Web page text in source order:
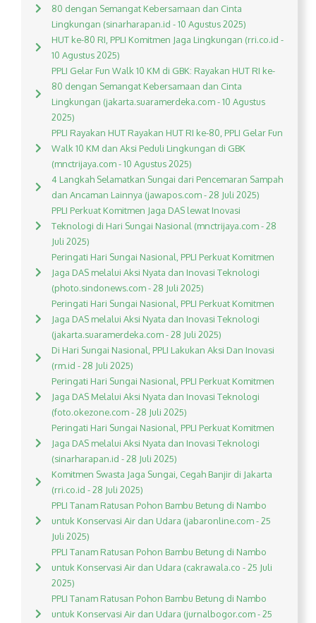
80 dengan Semangat Kebersamaan dan Cinta
Lingkungan (sinarharapan.id - 10 Agustus 2025)
HUT ke-80 RI, PPLI Komitmen Jaga Lingkungan (rri.co.id -
10 Agustus 2025)
PPLI Gelar Fun Walk 10 KM di GBK: Rayakan HUT RI ke-
80 dengan Semangat Kebersamaan dan Cinta
Lingkungan (jakarta.suaramerdeka.com - 10 Agustus
2025)
PPLI Rayakan HUT Rayakan HUT RI ke-80, PPLI Gelar Fun
Walk 10 KM dan Aksi Peduli Lingkungan di GBK
(mnctrijaya.com - 10 Agustus 2025)
4 Langkah Selamatkan Sungai dari Pencemaran Sampah
dan Ancaman Lainnya (jawapos.com - 28 Juli 2025)
PPLI Perkuat Komitmen Jaga DAS lewat Inovasi
Teknologi di Hari Sungai Nasional (mnctrijaya.com - 28
Juli 2025)
Peringati Hari Sungai Nasional, PPLI Perkuat Komitmen
Jaga DAS melalui Aksi Nyata dan Inovasi Teknologi
(photo.sindonews.com - 28 Juli 2025)
Peringati Hari Sungai Nasional, PPLI Perkuat Komitmen
Jaga DAS melalui Aksi Nyata dan Inovasi Teknologi
(jakarta.suaramerdeka.com - 28 Juli 2025)
Di Hari Sungai Nasional, PPLI Lakukan Aksi Dan Inovasi
(rm.id - 28 Juli 2025)
Peringati Hari Sungai Nasional, PPLI Perkuat Komitmen
Jaga DAS Melalui Aksi Nyata dan Inovasi Teknologi
(foto.okezone.com - 28 Juli 2025)
Peringati Hari Sungai Nasional, PPLI Perkuat Komitmen
Jaga DAS melalui Aksi Nyata dan Inovasi Teknologi
(sinarharapan.id - 28 Juli 2025)
Komitmen Swasta Jaga Sungai, Cegah Banjir di Jakarta
(rri.co.id - 28 Juli 2025)
PPLI Tanam Ratusan Pohon Bambu Betung di Nambo
untuk Konservasi Air dan Udara (jabaronline.com - 25
Juli 2025)
PPLI Tanam Ratusan Pohon Bambu Betung di Nambo
untuk Konservasi Air dan Udara (cakrawala.co - 25 Juli
2025)
PPLI Tanam Ratusan Pohon Bambu Betung di Nambo
untuk Konservasi Air dan Udara (jurnalbogor.com - 25